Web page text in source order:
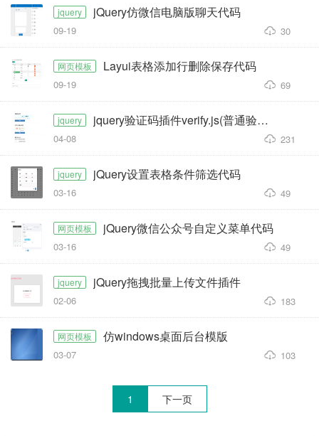
jquery jQuery仿微信电脑版聊天代码
09-19 30
网页模板 Layui表格添加行删除保存代码
09-19 69
jquery jquery验证码插件verify.js(普通验证码/计算数字验证吗/图片验证码/)
04-08 231
jquery jQuery设置表格条件筛选代码
03-16 49
网页模板 jQuery微信公众号自定义菜单代码
03-16 49
jquery jQuery拖拽批量上传文件插件
02-06 183
网页模板 仿windows桌面后台模版
03-07 103
1 下一页